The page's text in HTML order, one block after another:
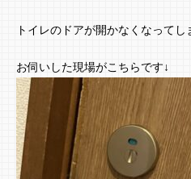
トイレのドアが開かなくなってし
お伺いした現場がこちらです↓